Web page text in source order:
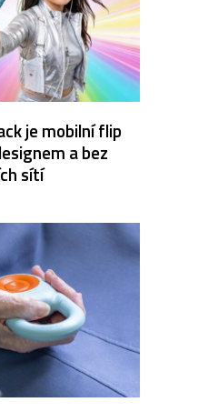
je mobilní flip
a bez
sítí